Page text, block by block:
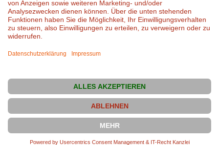
Zusatzstoffe angeboten wird. Hier ist Qualität, Dosierung und
Rezeptur extra auf Tiere ausgelegt und durchdacht!
Vitalpfoten OHG © Alle Rechte vorbehalten 2026, Alle Bilder
Natürlich Vitalpfoten, Ihr Shop mit der besten Beratung und
Bewertung